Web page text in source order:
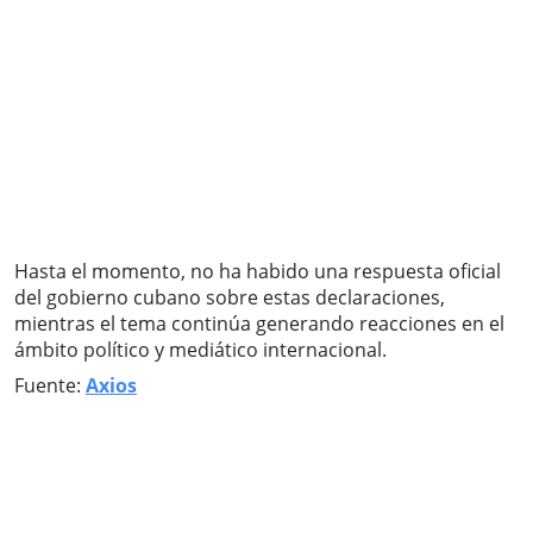
Hasta el momento, no ha habido una respuesta oficial
del gobierno cubano sobre estas declaraciones,
mientras el tema continúa generando reacciones en el
ámbito político y mediático internacional.
Fuente: Axios